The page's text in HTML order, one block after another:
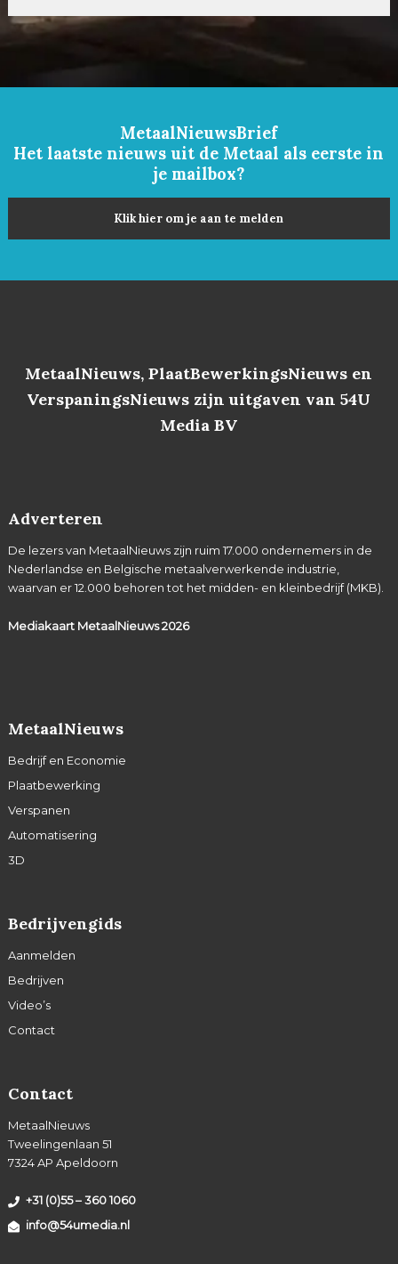
MetaalNieuwsBrief
Het laatste nieuws uit de Metaal als eerste in
je mailbox?
Klik hier om je aan te melden
MetaalNieuws, PlaatBewerkingsNieuws en
VerspaningsNieuws zijn uitgaven van 54U
Media BV
Adverteren
De lezers van MetaalNieuws zijn ruim 17.000 ondernemers in de
Nederlandse en Belgische metaalverwerkende industrie,
waarvan er 12.000 behoren tot het midden- en kleinbedrijf (MKB).
Mediakaart MetaalNieuws2026
MetaalNieuws
Bedrijf en Economie
Plaatbewerking
Verspanen
Automatisering
3D
Bedrijvengids
Aanmelden
Bedrijven
Video’s
Contact
Contact
MetaalNieuws
Tweelingenlaan 51
7324 AP Apeldoorn
+31 (0)55 – 360 1060
info@54umedia.nl